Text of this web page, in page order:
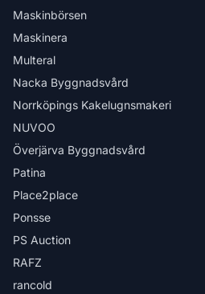
Maskinbörsen
Maskinera
Multeral
Nacka Byggnadsvård
Norrköpings Kakelugnsmakeri
NUVOO
Överjärva Byggnadsvård
Patina
Place2place
Ponsse
PS Auction
RAFZ
rancold